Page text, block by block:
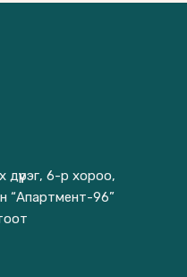
дүүрэг, 6-р хороо,
“Апартмент-96”